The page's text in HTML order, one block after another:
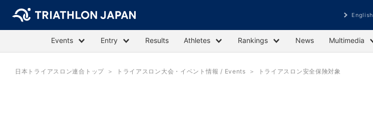
English
Events Entry Results Athletes Rankings News Multimedia
日本トライアスロン連合トップ トライアスロン大会・イベント情報 / Events トライアスロン安全保険対象